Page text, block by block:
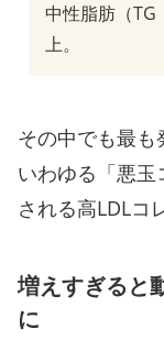
中性脂肪（
上。
その中でも最も
いわゆる「悪
される高LDLコ
増えすぎると
に